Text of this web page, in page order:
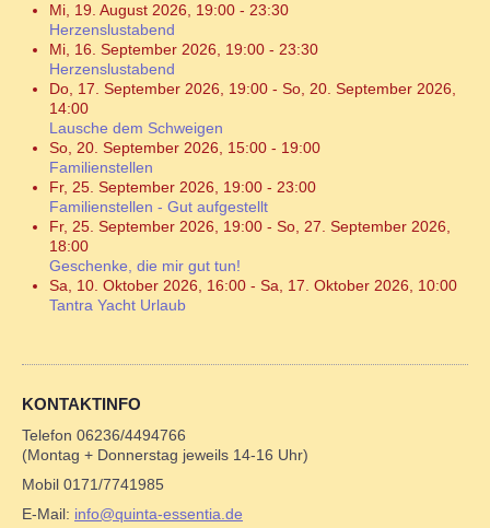
Mi, 19. August 2026 19:00 - 23:30
Herzenslustabend
Mi, 16. September 2026
19:00 - 23:30
Herzenslustabend
Do, 17. September 2026
19:00 - So, 20. September 2026
14:00
Lausche dem Schweigen
So, 20. September 2026
15:00 - 19:00
Familienstellen
Fr, 25. September 2026
19:00 - 23:00
Familienstellen - Gut aufgestellt
Fr, 25. September 2026
19:00 - So, 27. September 2026
18:00
Geschenke, die mir gut tun!
Sa, 10. Oktober 2026
16:00 - Sa, 17. Oktober 2026
10:00
Tantra Yacht Urlaub
KONTAKTINFO
Telefon 06236/4494766
(Montag + Donnerstag jeweils 14-16 Uhr)
Mobil 0171/7741985
E-Mail: info@quinta-essentia.de